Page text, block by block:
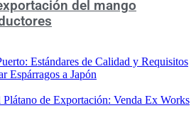
del mango
Estándares de Calidad y Requisitos
Espárragos a Japón
de Exportación: Venda Ex Works